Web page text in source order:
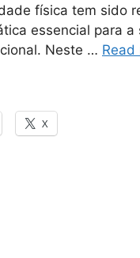
física tem sido
essencial para a
Neste … Read
X